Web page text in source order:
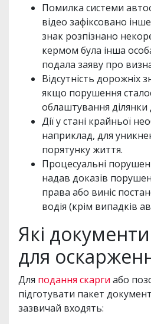
Помилка системи
відео зафіксовано
знак розпізнано
кермом була інша
подала заяву про
Відсутність дорожніх
якщо порушення
облаштування ділянки
Дії у стані крайньої
наприклад, для
порятунку життя.
Процесуальні
надав доказів
права або виніс
водія (крім випадків
Які
для
Для подання скарги або
підготувати пакет
зазвичай входять: